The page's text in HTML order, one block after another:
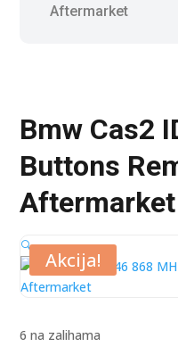
Aftermarket
Bmw Cas2
Buttons
Aftermarket
Akcija!
🔍
6 na zalihama